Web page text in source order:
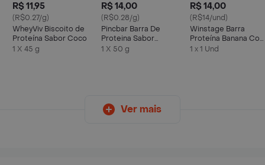
R$ 11,95
(R$0.27/g)
WheyViv Biscoito de
Proteína Sabor Coco
1 X 45 g
R$ 14,00
(R$0.28/g)
Pincbar Barra De
Proteina Sabor
Chocolate Branco
1 X 50 g
R$ 14,00
(R$14/und)
Winstage Barra
Proteína Banana
Chocolate
1 x 1 Und
Ver mais